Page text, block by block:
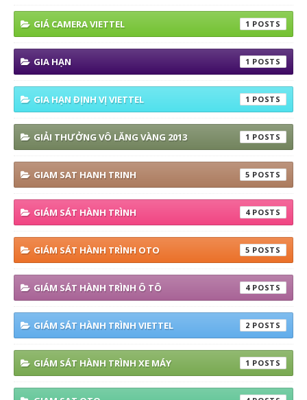
GIÁ CAMERA VIETTEL 1
GIA HẠN 1
GIA HẠN ĐỊNH VỊ VIETTEL 1
GIẢI THƯỞNG VÔ LĂNG VÀNG 2013 1
GIAM SAT HANH TRINH 5
GIÁM SÁT HÀNH TRÌNH 4
GIÁM SÁT HÀNH TRÌNH OTO 5
GIÁM SÁT HÀNH TRÌNH Ô TÔ 4
GIÁM SÁT HÀNH TRÌNH VIETTEL 2
GIÁM SÁT HÀNH TRÌNH XE MÁY 1